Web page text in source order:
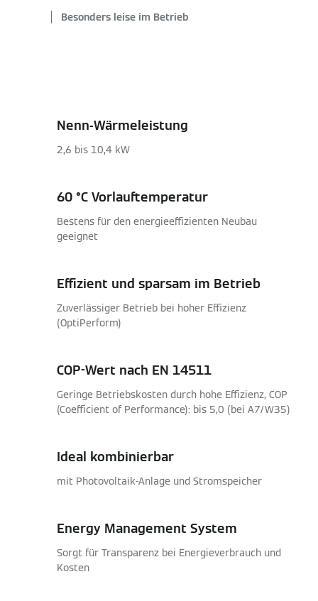
Besonders leise im Betrieb
Nenn-Wärmeleistung
2,6 bis 10,4 kW
60 °C Vorlauftemperatur
Bestens für den energieeffizienten Neubau
geeignet
Effizient und sparsam im Betrieb
Zuverlässiger Betrieb bei hoher Effizienz
(OptiPerform)
COP-Wert nach EN 14511
Geringe Betriebskosten durch hohe Effizienz, COP
(Coefficient of Performance): bis 5,0 (bei A7/W35)
Ideal kombinierbar
mit Photovoltaik-Anlage und Stromspeicher
Energy Management System
Sorgt für Transparenz bei Energieverbrauch und
Kosten